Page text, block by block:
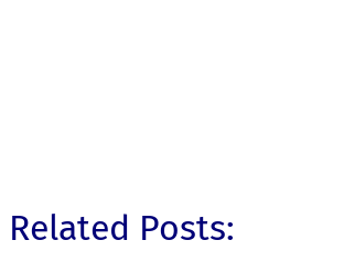
Related Posts: